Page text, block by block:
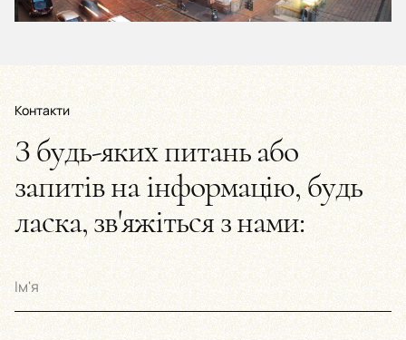
Контакти
З будь-яких питань або
запитів на інформацію, будь
ласка, зв'яжіться з нами:
Ім'я